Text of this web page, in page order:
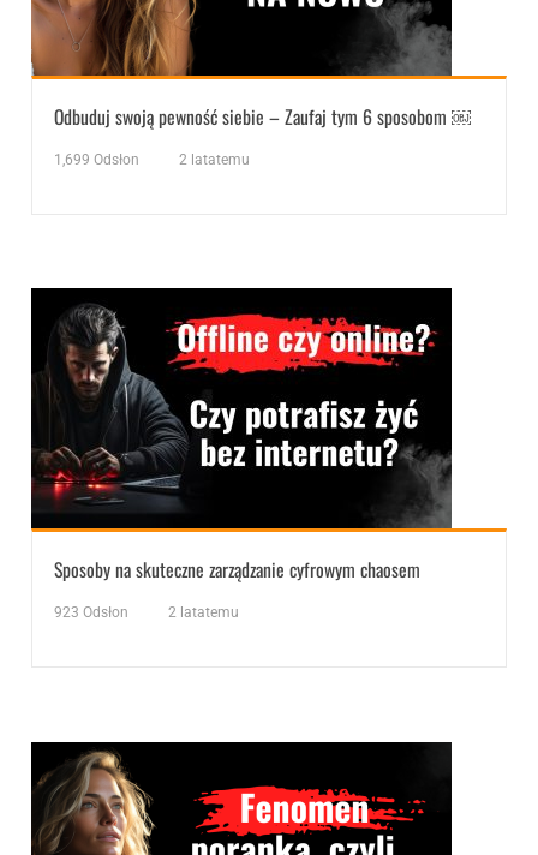
Odbuduj swoją pewność siebie – Zaufaj tym 6 sposobom ￼
1,699 Odsłon 2 latatemu
Sposoby na skuteczne zarządzanie cyfrowym chaosem
923 Odsłon 2 latatemu